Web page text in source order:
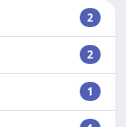
2
2
1